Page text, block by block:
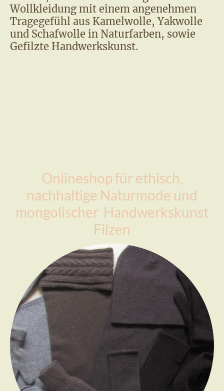
Wollkleidung mit einem angenehmen
Tragegefühl aus Kamelwolle, Yakwolle
und Schafwolle in Naturfarben, sowie
Gefilzte Handwerkskunst.
Onlineshop für ethisch,
nachhaltige Naturmode und
mongolischer Handwerkskunst
Filzen